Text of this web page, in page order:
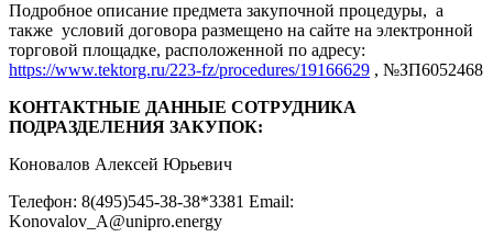
Подробное описание предмета закупочной процедуры, а
также условий договора размещено на сайте на электронной
торговой площадке, расположенной по адресу:
https://www.tektorg.ru/223-fz/procedures/19166629 , №ЗП6052468
КОНТАКТНЫЕ ДАННЫЕ СОТРУДНИКА
ПОДРАЗДЕЛЕНИЯ ЗАКУПОК:
Коновалов Алексей Юрьевич
Телефон: 8(495)545-38-38*3381 Email:
Konovalov_A@unipro.energy